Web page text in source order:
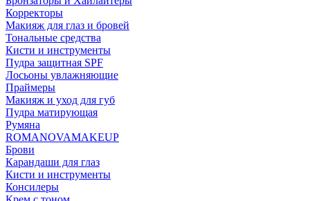
Корректоры
Макияж для глаз и бровей
Тональные средства
Кисти и инструменты
Пудра защитная SPF
Лосьоны увлажняющие
Праймеры
Макияж и уход для губ
Пудра матирующая
Румяна
ROMANOVAMAKEUP
Брови
Карандаши для глаз
Кисти и инструменты
Консилеры